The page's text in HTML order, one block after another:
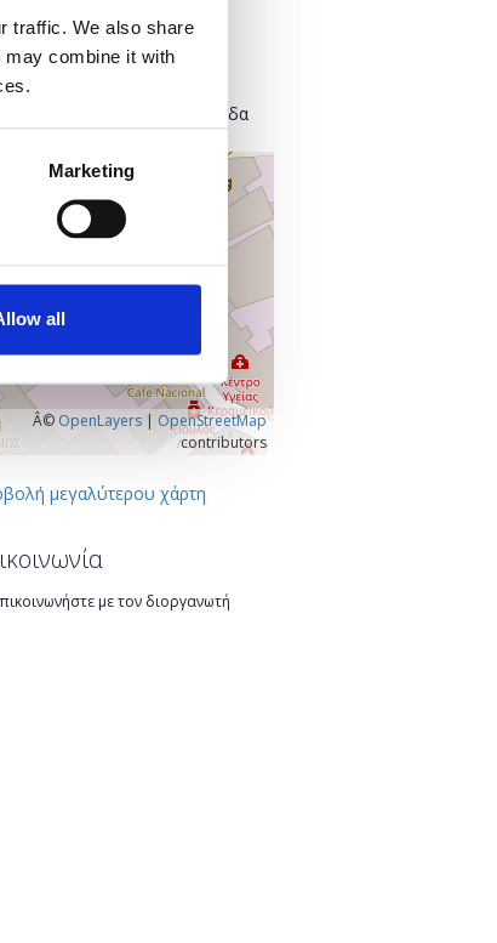
traffic. We also share
combine it with
Marketing
all
2
Αθήνα
Τομέας Αθηνών, Ελλάδα
Â© OpenLayers| OpenStreetMap
contributors
μεγαλύτερου χάρτη
με τον διοργανωτή